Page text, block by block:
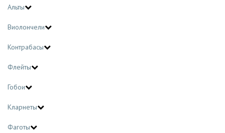
Альты
Виолончели
Контрабасы
Флейты
Гобои
Кларнеты
Фаготы